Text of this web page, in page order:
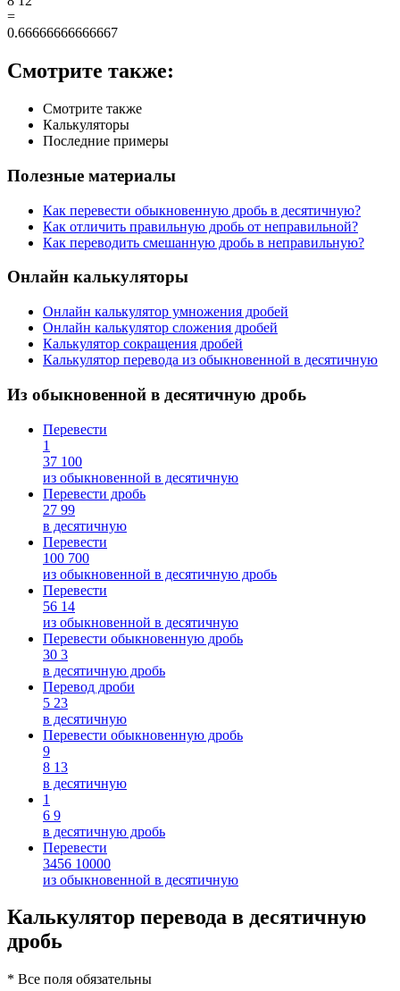
=
0.66666666666667
Смотрите также:
Смотрите также
Калькуляторы
Последние примеры
Полезные материалы
Как перевести обыкновенную дробь в десятичную?
Как отличить правильную дробь от неправильной?
Как переводить смешанную дробь в неправильную?
Онлайн калькуляторы
Онлайн калькулятор умножения дробей
Онлайн калькулятор сложения дробей
Калькулятор сокращения дробей
Калькулятор перевода из обыкновенной в десятичную
Из обыкновенной в десятичную дробь
Перевести
1
37 100
из обыкновенной в десятичную
Перевести дробь
27 99
в десятичную
Перевести
100 700
из обыкновенной в десятичную дробь
Перевести
56 14
из обыкновенной в десятичную
Перевести обыкновенную дробь
30 3
в десятичную дробь
Перевод дроби
5 23
в десятичную
Перевести обыкновенную дробь
9
8 13
в десятичную
1
6 9
в десятичную дробь
Перевести
3456 10000
из обыкновенной в десятичную
Калькулятор перевода в десятичную
дробь
* Все поля обязательны